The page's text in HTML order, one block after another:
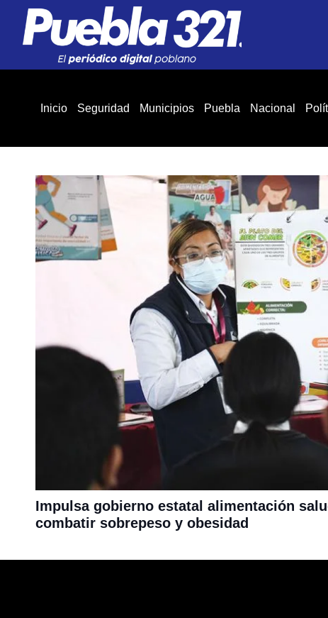
Inicio Seguridad Municipios Puebla Nacional
Impulsa gobierno estatal alimentación
combatir sobrepeso y obesidad